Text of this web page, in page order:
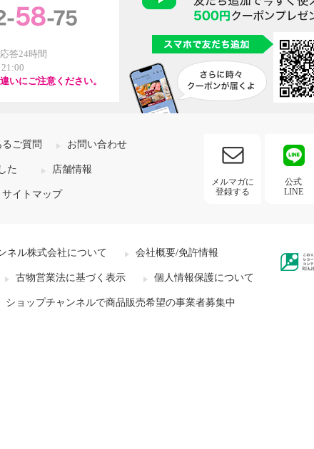
答24時間
いにご注意ください。
ご質問 お問い合わせ
た 店舗情報
サイトマップ
メルマガに
登録する
公式
LINE
ネル株式会社について 会社概要/免許情報
古物営業法に基づく表示 個人情報保護について
ショップチャンネルで商品販売希望の事業者募集中